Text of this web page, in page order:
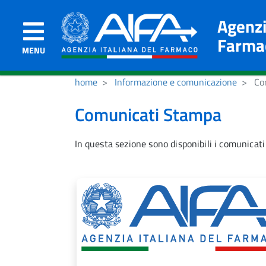
MENU
home Informazione e comunicazione
Comunicati Stampa
In questa sezione sono disponibili i